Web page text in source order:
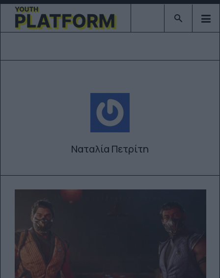
Type 2 or
Ναταλία Πετρίτη